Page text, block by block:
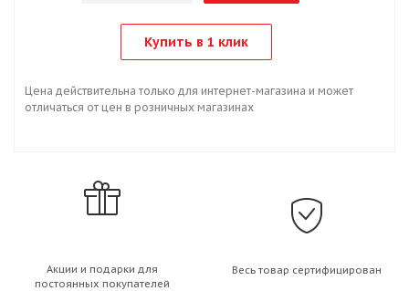
Купить в 1 клик
Цена действительна только для интернет-магазина и может
отличаться от цен в розничных магазинах
Акции и подарки для
постоянных покупателей
Весь товар сертифицирован